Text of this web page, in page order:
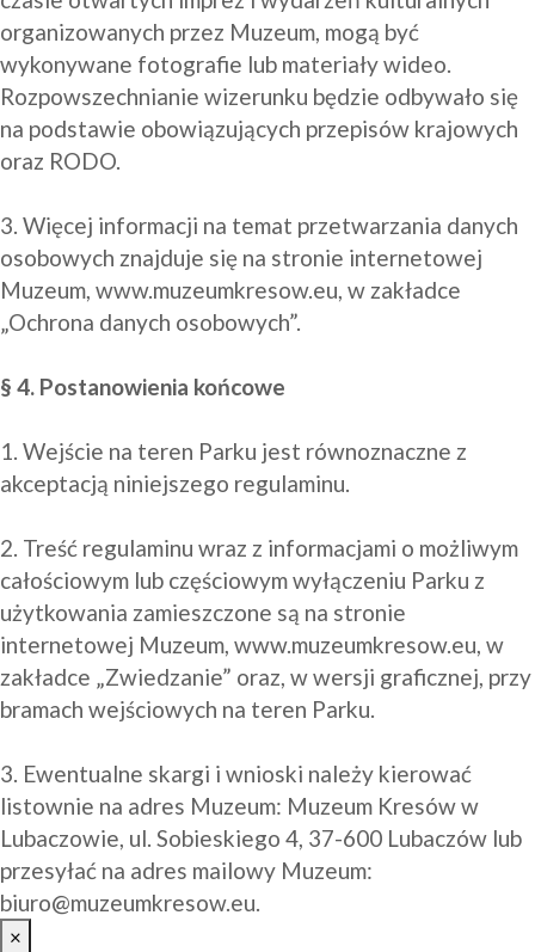
organizowanych przez Muzeum, mogą być
wykonywane fotografie lub materiały wideo.
Rozpowszechnianie wizerunku będzie odbywało się
na podstawie obowiązujących przepisów krajowych
oraz RODO.
3. Więcej informacji na temat przetwarzania danych
osobowych znajduje się na stronie internetowej
Muzeum, www.muzeumkresow.eu, w zakładce
„Ochrona danych osobowych”.
§ 4. Postanowienia końcowe
1. Wejście na teren Parku jest równoznaczne z
akceptacją niniejszego regulaminu.
2. Treść regulaminu wraz z informacjami o możliwym
całościowym lub częściowym wyłączeniu Parku z
użytkowania zamieszczone są na stronie
internetowej Muzeum, www.muzeumkresow.eu, w
zakładce „Zwiedzanie” oraz, w wersji graficznej, przy
bramach wejściowych na teren Parku.
3. Ewentualne skargi i wnioski należy kierować
listownie na adres Muzeum: Muzeum Kresów w
Lubaczowie, ul. Sobieskiego 4, 37-600 Lubaczów lub
biuro@muzeumkresow.eu.
×